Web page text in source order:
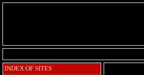
INDEX OF SITES